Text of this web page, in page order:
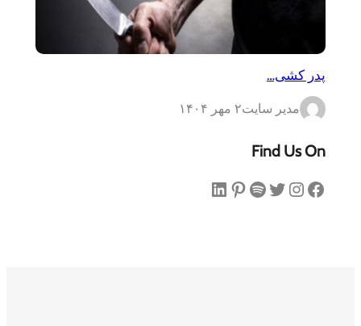
پدر کشی…
مدیر سایت۲ مهر ۱۴۰۴
Find Us On
فیس‌بوک اینستاگرم توییتر اسپاتیفای پینترست لینکداین